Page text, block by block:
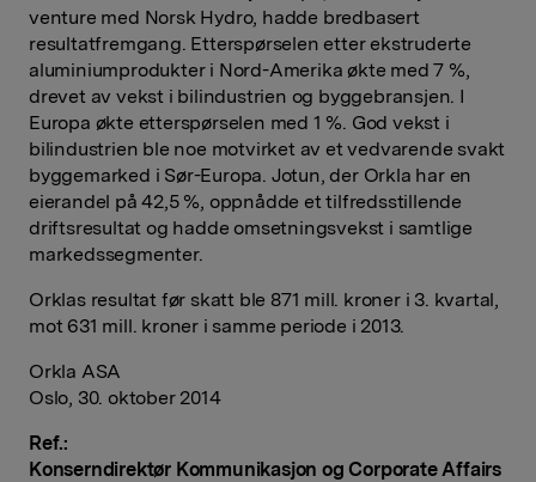
venture med Norsk Hydro, hadde bredbasert
resultatfremgang. Etterspørselen etter ekstruderte
aluminiumprodukter i Nord-Amerika økte med 7 %,
drevet av vekst i bilindustrien og byggebransjen. I
Europa økte etterspørselen med 1 %. God vekst i
bilindustrien ble noe motvirket av et vedvarende svakt
byggemarked i Sør-Europa. Jotun, der Orkla har en
eierandel på 42,5 %, oppnådde et tilfredsstillende
driftsresultat og hadde omsetningsvekst i samtlige
markedssegmenter.
Orklas resultat før skatt ble 871 mill. kroner i 3. kvartal,
mot 631 mill. kroner i samme periode i 2013.
Orkla ASA
Oslo, 30. oktober 2014
Ref.:
Konserndirektør Kommunikasjon og Corporate Affairs